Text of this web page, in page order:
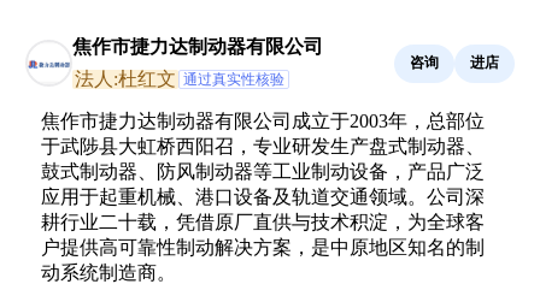
焦作市捷力达制动器有限公司
法人:杜红文 通过真实性核验
咨询 进店
焦作市捷力达制动器有限公司成立于2003年，总部位
于武陟县大虹桥西阳召，专业研发生产盘式制动器、
鼓式制动器、防风制动器等工业制动设备，产品广泛
应用于起重机械、港口设备及轨道交通领域。公司深
耕行业二十载，凭借原厂直供与技术积淀，为全球客
户提供高可靠性制动解决方案，是中原地区知名的制
动系统制造商。